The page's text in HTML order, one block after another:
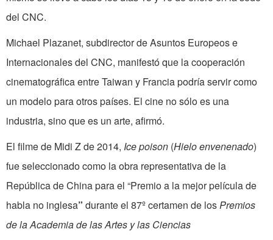
del CNC.
Michael Plazanet, subdirector de Asuntos Europeos e
Internacionales del CNC, manifestó que la cooperación
cinematográfica entre Taiwan y Francia podría servir como
un modelo para otros países. El cine no sólo es una
industria, sino que es un arte, afirmó.
El filme de Midi Z de 2014, Ice poison (Hielo envenenado)
fue seleccionado como la obra representativa de la
República de China para el “Premio a la mejor película de
habla no inglesa” durante el 87º certamen de losPremios
de laAcademia de las Artes y las Ciencias